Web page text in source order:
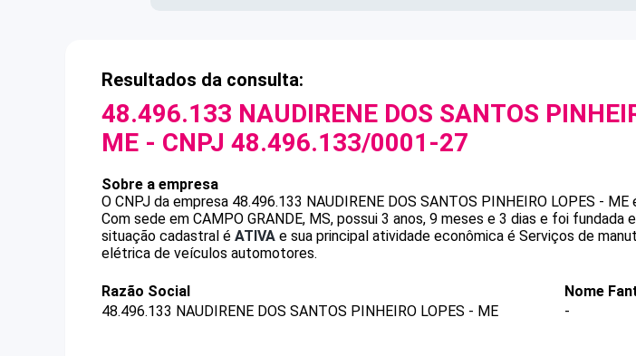
Resultados da consulta:
48.496.133 NAUDIRENE DOS SANTOS
ME - CNPJ 48.496.133/0001-27
Sobre a empresa
O CNPJ da empresa 48.496.133 NAUDIRENE DOS SANTOS PINHEIRO LOPES - ME
Com sede em CAMPO GRANDE, MS, possui 3 anos, 9 meses e 3 dias e foi fundada
situação cadastral é ATIVA e sua principal atividade econômica é Serviços de
elétrica de veículos automotores.
Razão Social
48.496.133 NAUDIRENE DOS SANTOS PINHEIRO LOPES - ME
Nome
-